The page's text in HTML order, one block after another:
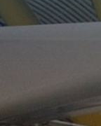
Maintenance
l’aéroport
série de travaux
conduite et le
la maintenance